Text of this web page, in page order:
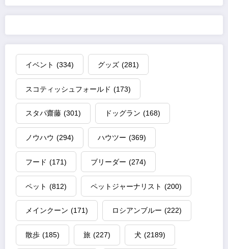
イベント (334) グッズ (281)
スコティッシュフォールド (173)
スタパ齋藤 (301) ドッグラン (168)
ノウハウ (294) ハウツー (369)
フード (171) ブリーダー (274)
ペット (812) ペットジャーナリスト (200)
メインクーン (171) ロシアンブルー (222)
散歩 (185) 旅 (227) 犬 (2189)